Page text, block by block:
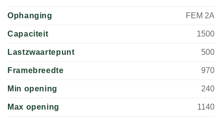
Ophanging FEM 2A
Capaciteit 1500
Lastzwaartepunt 500
Framebreedte 970
Min opening 240
Max opening 1140